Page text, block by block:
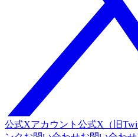
公式Xアカウント 公式X（旧